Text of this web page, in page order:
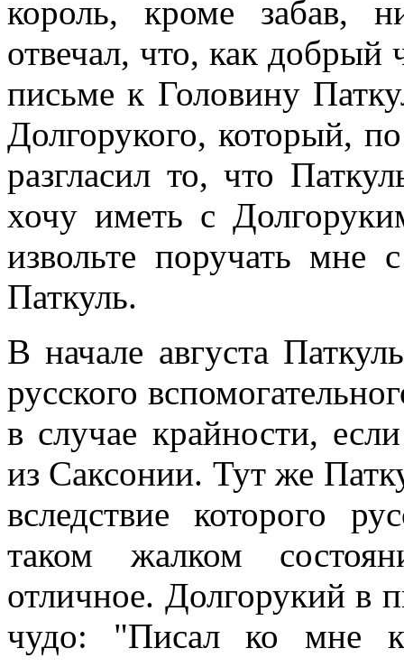
король, кроме забав,
отвечал, что, как добрый
письме к Головину
Долгорукого, который,
разгласил то, что
хочу иметь с
извольте поручать мне
Паткуль.
В начале августа
русского
в случае крайности,
из Саксонии. Тут же
вследствие которого
таком жалком
отличное. Долгорукий в
чудо: "Писал ко мне